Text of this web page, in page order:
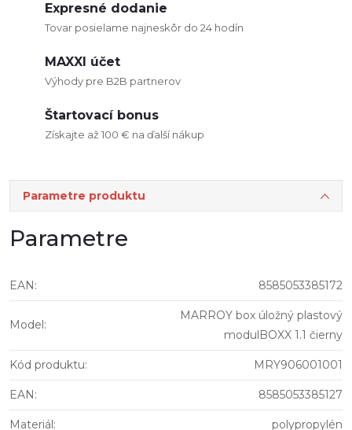
Expresné dodanie
Tovar posielame najneskôr do 24 hodín
MAXXI účet
Výhody pre B2B partnerov
Štartovací bonus
Získajte až 100 € na ďalší nákup
Parametre produktu
Parametre
EAN: 8585053385172
Model:
MARROY box úložný plastový
modulBOXX 1.1 čierny
Kód produktu: MRY906001001
EAN: 8585053385127
Materiál: polypropylén